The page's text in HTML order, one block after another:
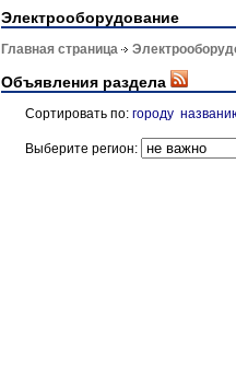
Электрооборудование
Главная страница
Объявления раздела
Сортировать по: городу
Выберите регион: